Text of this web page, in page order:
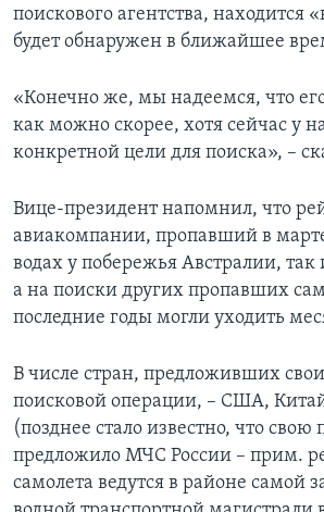
поискового агентства, находится
будет обнаружен в ближайшее
«Конечно же, мы надеемся, что
как можно скорее, хотя сейчас у
конкретной цели для поиска», –
Вице-президент напомнил, что
авиакомпании, пропавший в
водах у побережья Австралии,
а на поиски других пропавших
последние годы могли уходить
В числе стран, предложивших
поисковой операции, – США,
(позднее стало известно, что
предложило МЧС России – прим.
самолета ведутся в районе самой